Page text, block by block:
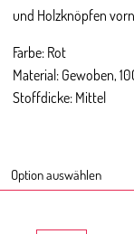
CHF42,00CHF16,80.
und Holzknöpfen
Farbe: Rot
Material: Gewoben,
Stoffdicke: Mittel